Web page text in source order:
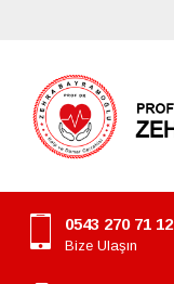
0543 270 71 12
Bize Ulaşın